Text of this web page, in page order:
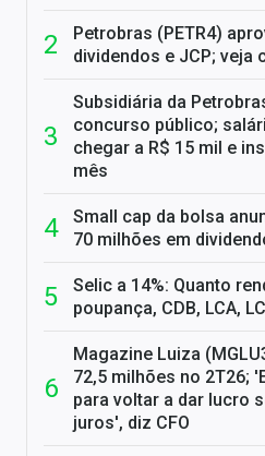
Petrobras (PETR4)
dividendos e JCP; veja
Subsidiária da
concurso público;
chegar a R$ 15 mil e
mês
Small cap da bolsa
70 milhões em
Selic a 14%: Quanto
poupança, CDB, LCA,
Magazine Luiza
72,5 milhões no 2T26;
para voltar a dar lucro
juros', diz CFO